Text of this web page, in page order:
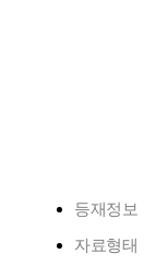
등재정보
자료형태